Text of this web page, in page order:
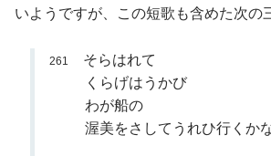
いようですが、この短歌も含めた次の
261
そらはれて
くらげはうかび
わが船の
渥美をさしてうれひ行くかな